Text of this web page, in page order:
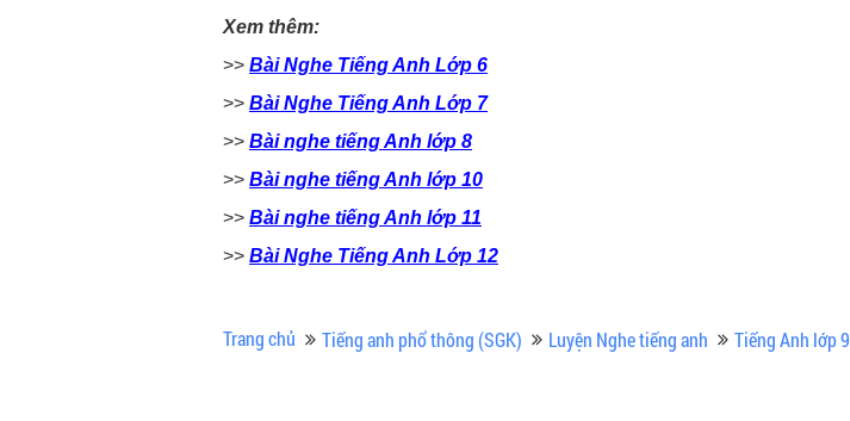
Xem thêm:
>> Bài Nghe Tiếng Anh Lớp 6
>> Bài Nghe Tiếng Anh Lớp 7
>> Bài nghe tiếng Anh lớp 8
>> Bài nghe tiếng Anh lớp 10
>> Bài nghe tiếng Anh lớp 11
>> Bài Nghe Tiếng Anh Lớp 12
Trang chủ Tiếng anh phổ thông (SGK) Luyện Nghe tiếng anh Tiếng Anh lớp 9